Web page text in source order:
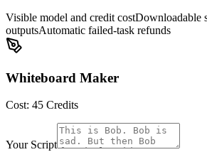
Visible model and credit costDownloadable
outputsAutomatic failed-task refunds
Whiteboard Maker
Cost: 45 Credits
Your Script